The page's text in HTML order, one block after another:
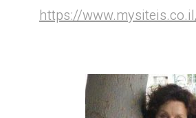
https://